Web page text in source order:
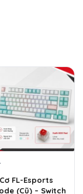
FL-Esports
(Cũ) – Switch